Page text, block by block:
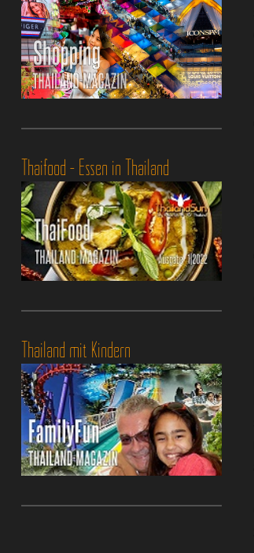
Thaifood - Essen in Thailand
Thailand mit Kindern